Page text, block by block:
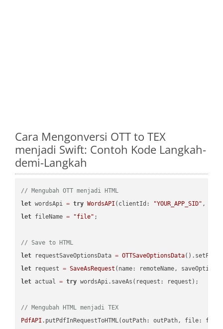
Cara Mengonversi OTT to TEX
menjadi Swift: Contoh Kode Langkah-
demi-Langkah
// Mengubah OTT menjadi HTML
let wordsApi = try WordsAPI (clientId: "YOUR_APP_SID" ,
let fileName = "file" ;
// Save to HTML
let requestSaveOptionsData = OTTSaveOptionsData
let request = SaveAsRequest (name: remoteName,
let actual = try wordsApi.saveAs(request: request);
// Mengubah HTML menjadi TEX
PdfAPI .putPdfInRequestToHTML(outPath: outPath, file: file.